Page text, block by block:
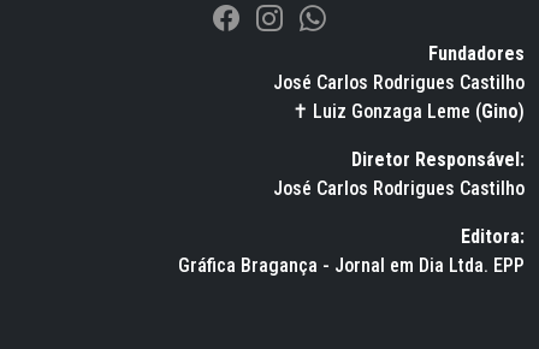
Fundadores
José Carlos Rodrigues Castilho
✝ Luiz Gonzaga Leme (Gino)
Diretor Responsável:
José Carlos Rodrigues Castilho
Editora:
Gráfica Bragança - Jornal em Dia Ltda. EPP